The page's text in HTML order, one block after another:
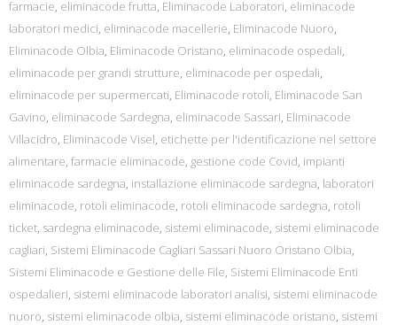
farmacie, eliminacode frutta, Eliminacode Laboratori, eliminacode
laboratori medici, eliminacode macellerie, Eliminacode Nuoro,
Eliminacode Olbia, Eliminacode Oristano, eliminacode ospedali,
eliminacode per grandi strutture, eliminacode per ospedali,
eliminacode per supermercati, Eliminacode rotoli, Eliminacode San
Gavino, eliminacode Sardegna, eliminacode Sassari, Eliminacode
Villacidro, Eliminacode Visel, etichette per l'identificazione nel settore
alimentare, farmacie eliminacode, gestione code Covid, impianti
eliminacode sardegna, installazione eliminacode sardegna, laboratori
eliminacode, rotoli eliminacode, rotoli eliminacode sardegna, rotoli
ticket, sardegna eliminacode, sistemi eliminacode, sistemi eliminacode
cagliari, Sistemi Eliminacode Cagliari Sassari Nuoro Oristano Olbia,
Sistemi Eliminacode e Gestione delle File, Sistemi Eliminacode Enti
ospedalieri, sistemi eliminacode laboratori analisi, sistemi eliminacode
nuoro, sistemi eliminacode olbia, sistemi eliminacode oristano, sistemi